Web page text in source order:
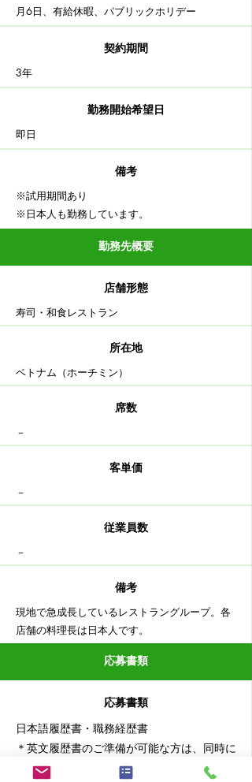
月6日、有給休暇​、パブリックホリデー
契約期間
3年
勤務開始希望日
即日
備考
※試用期間あり
​※日本人も勤務しています。
勤務先概要
店舗形態
寿司・和食レストラン
​所在地
ベトナム（ホーチミン）
​席数
－
客単価
－
従業員数
－
備考
現地で急成長しているレストラングループ。各
店舗の料理長は日本人です。
応募書類
応募書類
日本語履歴書・職務経歴書
​＊英文履歴書のご準備が可能な方は、同時に
お送りください。